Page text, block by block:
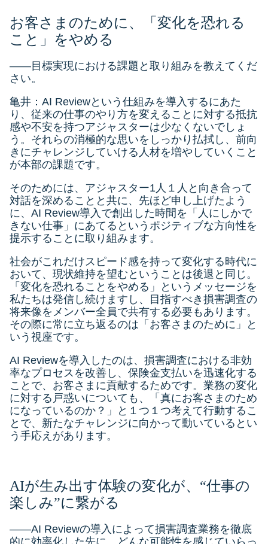
お客さまのために、「変化を恐れる
こと」をやめる
――目標実現における課題と取り組みを教えてくだ
さい。
亀井：AI Reviewという仕組みを導入するにあた
り、従来の仕事のやり方を変えることに対する抵抗
感や不安を持つアジャスターは少なくないでしょ
う。それらの消極的な思いをしっかり払拭し、前向
きにチャレンジしていける人材を増やしていくこと
が本部の課題です。
そのためには、アジャスター1人１人と向き合って
対話を深めることと共に、先ほど申し上げたよう
に、AI Review導入で創出した時間を「人にしかで
きない仕事」にあてるというポジティブな方向性を
提示することに取り組みます。
社会がこれだけスピード感を持って変化する時代に
おいて、現状維持を望むということは後退と同じ。
「変化を恐れることをやめる」というメッセージを
私たちは発信し続けますし、目指すべき損害調査の
将来像をメンバー全員で共有する必要もあります。
その際に常に立ち返るのは「お客さまのために」と
いう視座です。
AI Reviewを導入したのは、損害調査における非効
率なプロセスを改善し、保険金支払いを迅速化する
ことで、お客さまに貢献するためです。業務の変化
に対する戸惑いについても、「真にお客さまのため
になっているのか？」と１つ１つ考えて行動するこ
とで、新たなチャレンジに向かって動いているとい
う手応えがあります。
AIが生み出す体験の変化が、“仕事の
楽しみ”に繋がる
――AI Reviewの導入によって損害調査業務を徹底